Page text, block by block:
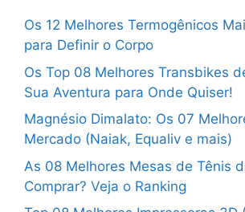
Os 12 Melhores Termogênicos
para Definir o Corpo
Os Top 08 Melhores Transbikes
Sua Aventura para Onde Quiser!
Magnésio Dimalato: Os 07
Mercado (Naiak, Equaliv e mais)
As 08 Melhores Mesas de Tênis
Comprar? Veja o Ranking